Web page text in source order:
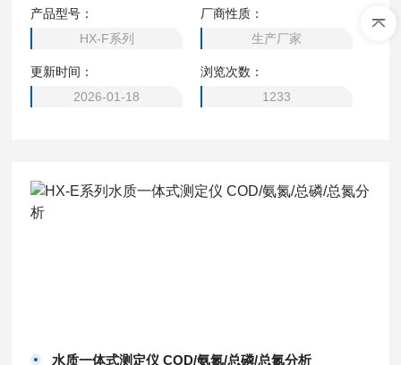
产品型号：
HX-F系列
厂商性质：
生产厂家
更新时间：
2026-01-18
浏览次数：
1233
水质一体式测定仪 COD/氨氮/总磷/总氮分析